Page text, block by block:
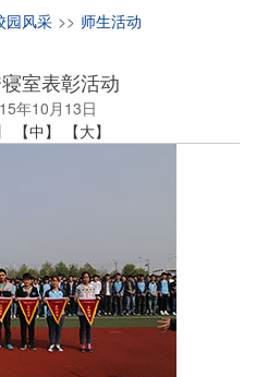
园风采 师生活动
室表彰活动
年10月13日
【中】 【大】